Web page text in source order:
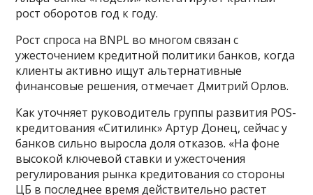
рост оборотов год к году.
Рост спроса на BNPL во многом связан с
ужесточением кредитной политики банков, когда
клиенты активно ищут альтернативные
финансовые решения, отмечает Дмитрий Орлов.
Как уточняет руководитель группы развития POS-
кредитования «Ситилинк» Артур Донец, сейчас у
банков сильно выросла доля отказов. «На фоне
высокой ключевой ставки и ужесточения
регулирования рынка кредитования со стороны
ЦБ в последнее время действительно растет